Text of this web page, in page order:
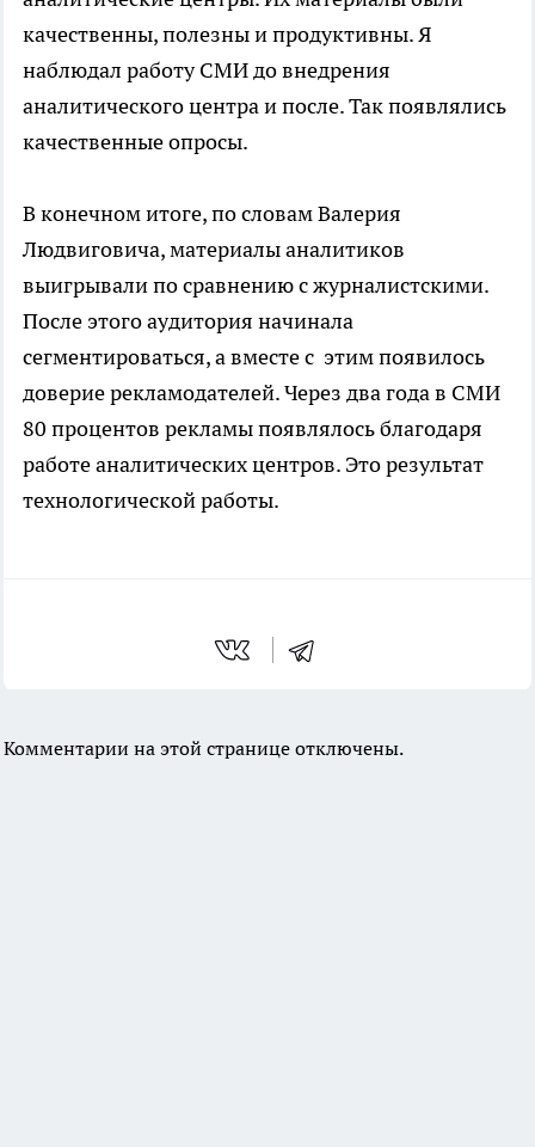
качественны, полезны и продуктивны. Я
наблюдал работу СМИ до внедрения
аналитического центра и после. Так появлялись
качественные опросы.
В конечном итоге, по словам Валерия
Людвиговича, материалы аналитиков
выигрывали по сравнению с журналистскими.
После этого аудитория начинала
сегментироваться, а вместе с этим появилось
доверие рекламодателей. Через два года в СМИ
80 процентов рекламы появлялось благодаря
работе аналитических центров. Это результат
технологической работы.
Комментарии на этой странице отключены.